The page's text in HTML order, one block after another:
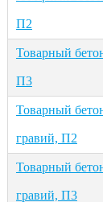
П2
Товарный
П3
Товарный
гравий, П2
Товарный
гравий, П3